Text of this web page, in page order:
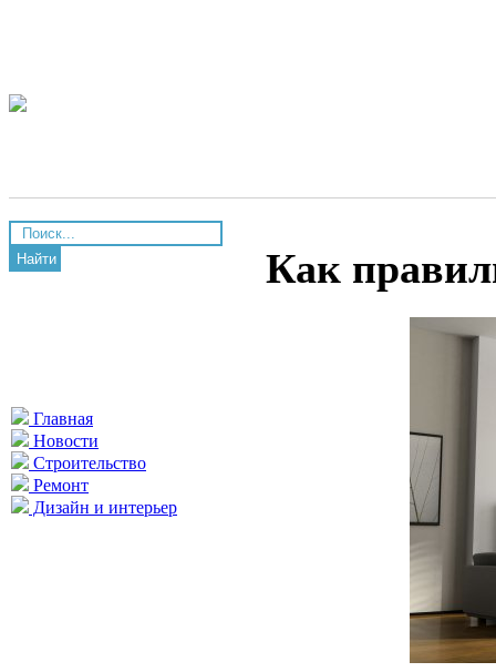
Найти
Главная
Новости
Строительство
Ремонт
Дизайн и интерьер
Как